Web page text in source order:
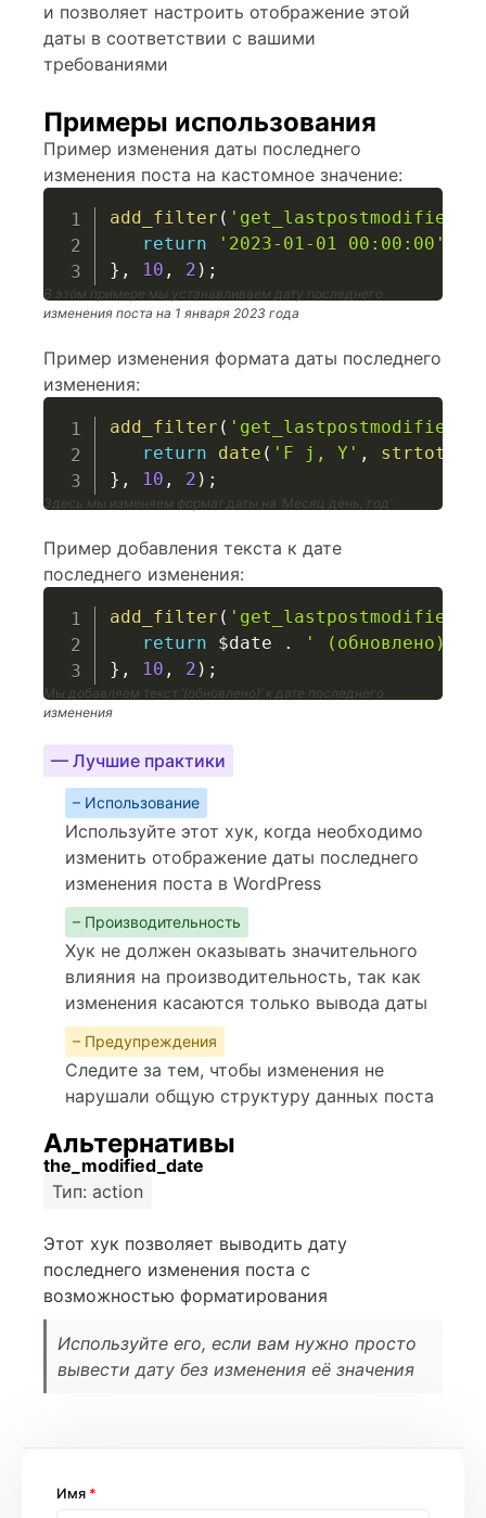
и позволяет настроить отображение этой
даты в соответствии с вашими
требованиями
Примеры использования
Пример изменения даты последнего
изменения поста на кастомное значение:
add_filter ( 'get_lastpostmodified'
return
'2023-01-01 00:00:00'
} , 10 , 2 ) ;
В этом примере мы устанавливаем дату последнего
изменения поста на 1 января 2023 года
Пример изменения формата даты последнего
изменения:
add_filter ( 'get_lastpostmodified'
return
date ( 'F j, Y' , strtotime
} , 10 , 2 ) ;
Здесь мы изменяем формат даты на ‘Месяц день, год’
Пример добавления текста к дате
последнего изменения:
add_filter ( 'get_lastpostmodified'
return
$date . ' (обновлено)'
} , 10 , 2 ) ;
Мы добавляем текст ‘(обновлено)’ к дате последнего
изменения
— Лучшие практики
– Использование
Используйте этот хук, когда необходимо
изменить отображение даты последнего
изменения поста в WordPress
– Производительность
Хук не должен оказывать значительного
влияния на производительность, так как
изменения касаются только вывода даты
– Предупреждения
Следите за тем, чтобы изменения не
нарушали общую структуру данных поста
Альтернативы
the_modified_date
Тип: action
Этот хук позволяет выводить дату
последнего изменения поста с
возможностью форматирования
Используйте его, если вам нужно просто
вывести дату без изменения её значения
Имя *